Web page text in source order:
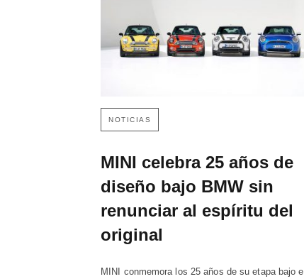
NOTICIAS
MINI celebra 25 años de
diseño bajo BMW sin
renunciar al espíritu del
original
MINI conmemora los 25 años de su etapa bajo el